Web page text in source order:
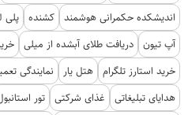
اندیشکده حکمرانی هوشمند کشنده
آپ تیون دریافت طلای آبشده از میلی
خرید استارز تلگرام هتل یار نمایندگی
هدایای تبلیغاتی
غذای شرکتی تور